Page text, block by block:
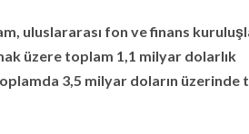
uluslararası fon ve finans
üzere toplam 1,1 milyar dolarlık
3,5 milyar doların üzerinde